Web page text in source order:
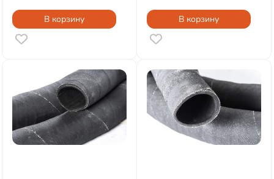
В корзину В корзину